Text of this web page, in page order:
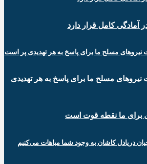
آمادگی کامل قرار دارد
مسلح ما برای پاسخ به هر تهدیدی
برای ما نقطه قوت است